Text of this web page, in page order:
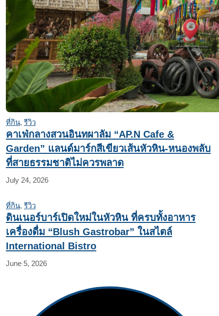
ที่กิน, รีวิว
คาเฟ่กลางสวนอินทผาลัม “AP.N Cafe &
Garden” แลนด์มาร์กสีเขียวเส้นหัวหิน-หนองพลับ
ที่สายธรรมชาติไม่ควรพลาด
July 24, 2026
ที่กิน, รีวิว
ดินเนอร์บาร์เปิดใหม่ในหัวหิน ที่ครบทั้งอาหาร
เครื่องดื่ม “Blush Gastrobar” ในสไตล์
International Bistro
June 5, 2026